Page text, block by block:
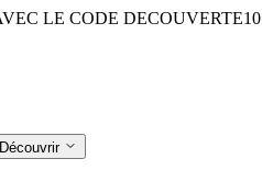
LE CODE DECOUVERTE10
Découvrir